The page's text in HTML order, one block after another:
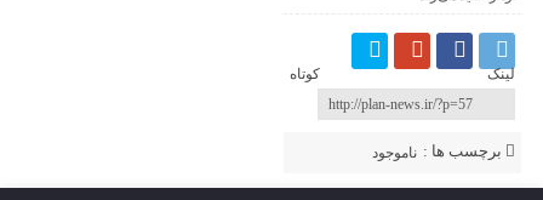
لینک کوتاه
برچسب ها : ناموجود